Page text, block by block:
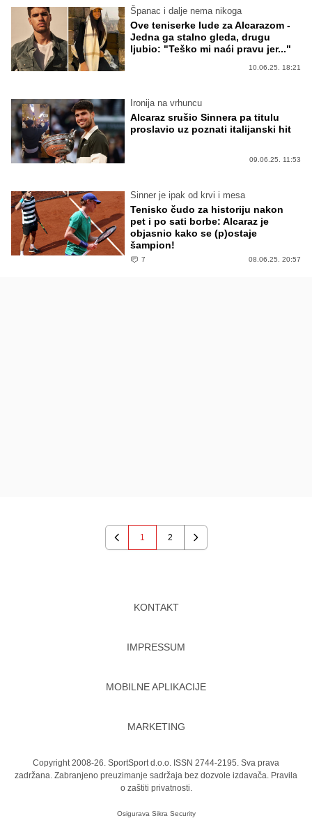
Španac i dalje nema nikoga
Ove teniserke lude za Alcarazom -
Jedna ga stalno gleda, drugu
ljubio: "Teško mi naći pravu jer..."
10.06.25. 18:21
Ironija na vrhuncu
Alcaraz srušio Sinnera pa titulu
proslavio uz poznati italijanski hit
09.06.25. 11:53
Sinner je ipak od krvi i mesa
Tenisko čudo za historiju nakon
pet i po sati borbe: Alcaraz je
objasnio kako se (p)ostaje
šampion!
7 08.06.25. 20:57
Previous
1 2
Next
KONTAKT
IMPRESSUM
MOBILNE APLIKACIJE
MARKETING
Copyright 2008-26. SportSport d.o.o. ISSN 2744-2195. Sva prava
zadržana. Zabranjeno preuzimanje sadržaja bez dozvole izdavača. Pravila
o zaštiti privatnosti.
Osigurava Sikra Security